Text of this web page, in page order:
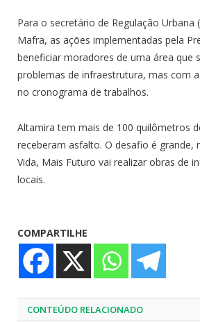
Para o secretário de Regulação Urbana
Mafra, as ações implementadas pela
beneficiar moradores de uma área que
problemas de infraestrutura, mas com
no cronograma de trabalhos.
Altamira tem mais de 100 quilômetros
receberam asfalto. O desafio é grande,
Vida, Mais Futuro vai realizar obras de
locais.
COMPARTILHE
CONTEÚDO RELACIONADO